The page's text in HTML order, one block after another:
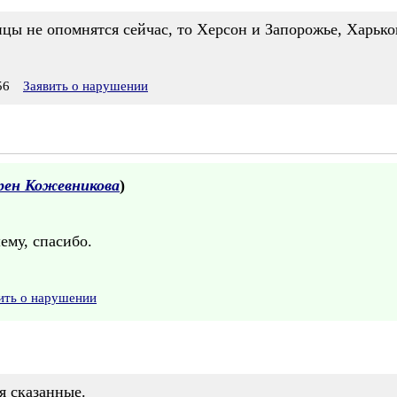
не опомнятся сейчас, то Херсон и Запорожье,
Заявить о нарушении
Кожевникова)
спасибо.
о нарушении
сказанные.